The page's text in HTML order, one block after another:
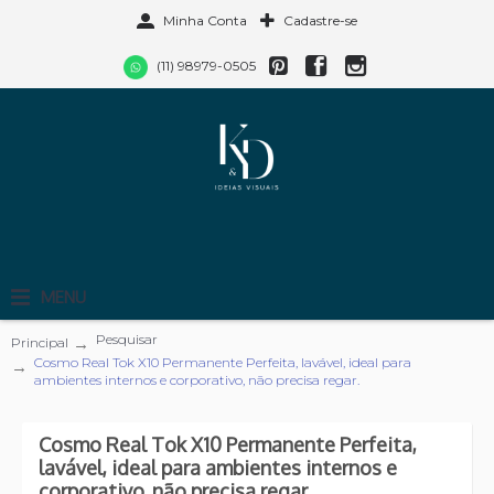
Minha Conta Cadastre-se
(11) 98979-0505
MENU
Principal
Pesquisar
Cosmo Real Tok X10 Permanente Perfeita, lavável, ideal para
ambientes internos e corporativo, não precisa regar.
Cosmo Real Tok X10 Permanente Perfeita,
lavável, ideal para ambientes internos e